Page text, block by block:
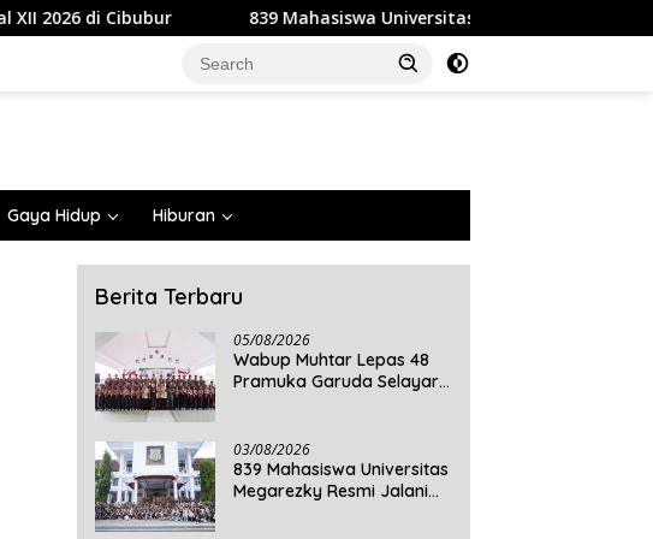
839 Mahasiswa Universitas Megarezky Resmi Jalani KKN Tematik, Siap
Gaya Hidup Hiburan
Berita Terbaru
05/08/2026
Wabup Muhtar Lepas 48
Pramuka Garuda Selayar
03/08/2026
839 Mahasiswa Universitas
Megarezky Resmi Jalani